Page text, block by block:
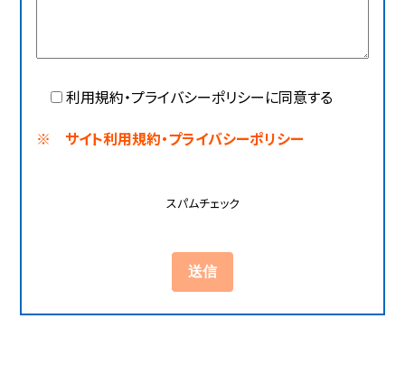
利用規約・プライバシーポリシーに同意する
※ サイト利用規約・プライバシーポリシー
スパムチェック